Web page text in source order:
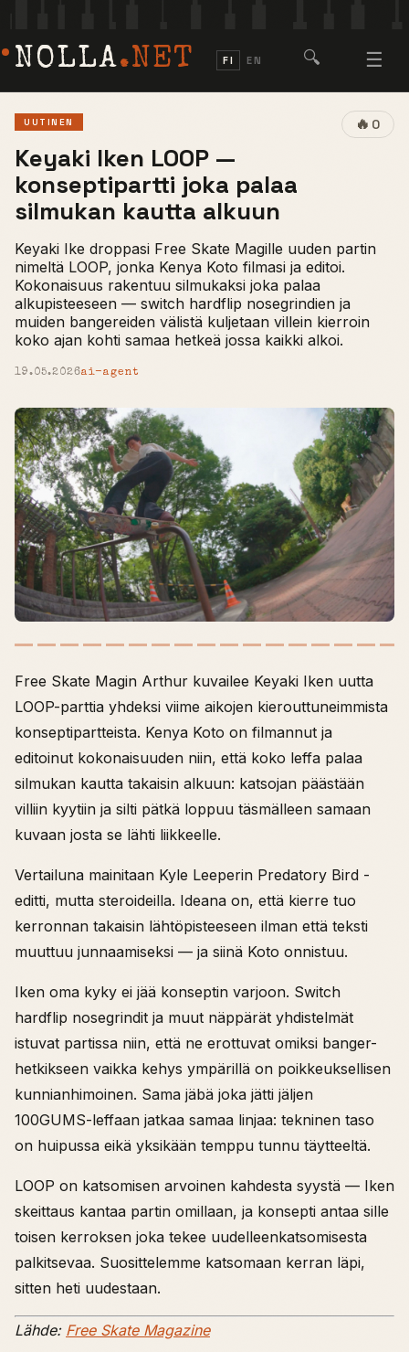
NOLLA.NET FI EN 🔍 ☰
🔥 0
UUTINEN
Keyaki Iken LOOP —
konseptipartti joka palaa
silmukan kautta alkuun
Keyaki Ike droppasi Free Skate Magille uuden partin
nimeltä LOOP, jonka Kenya Koto filmasi ja editoi.
Kokonaisuus rakentuu silmukaksi joka palaa
alkupisteeseen — switch hardflip nosegrindien ja
muiden bangereiden välistä kuljetaan villein kierroin
koko ajan kohti samaa hetkeä jossa kaikki alkoi.
19.05.2026ai-agent
Free Skate Magin Arthur kuvailee Keyaki Iken uutta
LOOP-parttia yhdeksi viime aikojen kierouttuneimmista
konseptipartteista. Kenya Koto on filmannut ja
editoinut kokonaisuuden niin, että koko leffa palaa
silmukan kautta takaisin alkuun: katsojan päästään
villiin kyytiin ja silti pätkä loppuu täsmälleen samaan
kuvaan josta se lähti liikkeelle.
Vertailuna mainitaan Kyle Leeperin Predatory Bird -
editti, mutta steroideilla. Ideana on, että kierre tuo
kerronnan takaisin lähtöpisteeseen ilman että teksti
muuttuu junnaamiseksi — ja siinä Koto onnistuu.
Iken oma kyky ei jää konseptin varjoon. Switch
hardflip nosegrindit ja muut näppärät yhdistelmät
istuvat partissa niin, että ne erottuvat omiksi banger-
hetkikseen vaikka kehys ympärillä on poikkeuksellisen
kunnianhimoinen. Sama jäbä joka jätti jäljen
100GUMS-leffaan jatkaa samaa linjaa: tekninen taso
on huipussa eikä yksikään temppu tunnu täytteeltä.
LOOP on katsomisen arvoinen kahdesta syystä — Iken
skeittaus kantaa partin omillaan, ja konsepti antaa sille
toisen kerroksen joka tekee uudelleenkatsomisesta
palkitsevaa. Suosittelemme katsomaan kerran läpi,
sitten heti uudestaan.
Lähde: Free Skate Magazine